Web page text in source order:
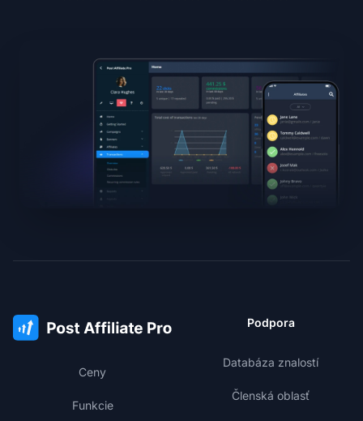
Ceny
Funkcie
Podpora
Databáza znalostí
Členská oblasť